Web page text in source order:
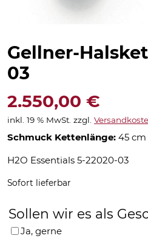
Gellner-
03
2.550,00 €
inkl. 19 % MwSt. zzgl.
Schmuck Kettenlänge: 45 cm
H2O Essentials 5-22020-03
Sofort lieferbar
Sollen wir es als
Ja, gerne